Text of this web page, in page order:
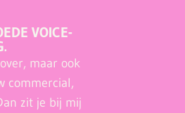
VOICE-
maar ook
commercial,
zit je bij mij